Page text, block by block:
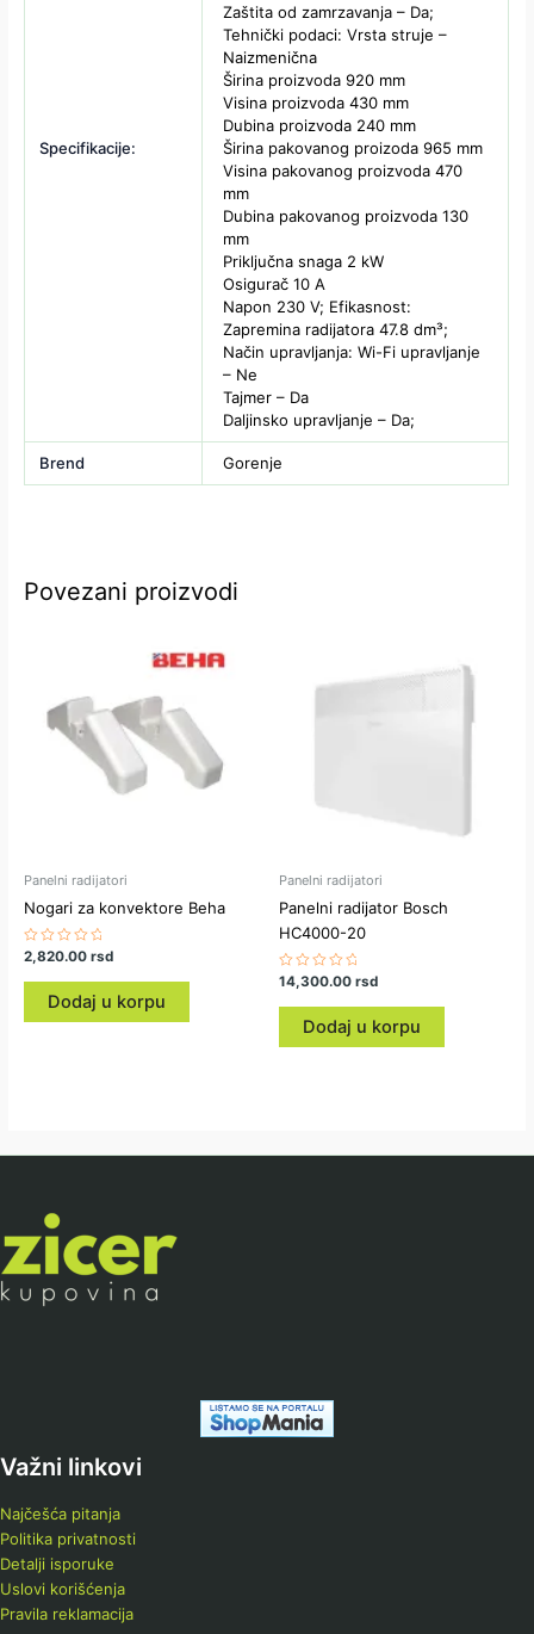
Specifikacije:
Zaštita od zamrzavanja – Da;
Tehnički podaci: Vrsta struje –
Naizmenična
Širina proizvoda 920 mm
Visina proizvoda 430 mm
Dubina proizvoda 240 mm
Širina pakovanog proizoda 965 mm
Visina pakovanog proizvoda 470
mm
Dubina pakovanog proizvoda 130
mm
Priključna snaga 2 kW
Osigurač 10 A
Napon 230 V; Efikasnost:
Zapremina radijatora 47.8 dm³;
Način upravljanja: Wi-Fi upravljanje
– Ne
Tajmer – Da
Daljinsko upravljanje – Da;
Brend Gorenje
Povezani proizvodi
Panelni radijatori
Nogari za konvektore Beha
Ocenjeno
sa
0
2,820.00rsd
Dodaj u korpu
Panelni radijatori
Panelni radijator Bosch
HC4000-20
Ocenjeno
sa
0
14,300.00 rsd
Dodaj u korpu
Važni linkovi
Najčešća pitanja
Politika privatnosti
Detalji isporuke
Uslovi korišćenja
Pravila reklamacija